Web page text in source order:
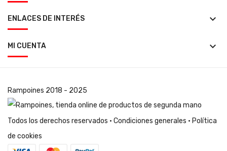
ENLACES DE INTERÉS keyboard_arrow_down
MI CUENTA keyboard_arrow_down
Rampoines 2018 - 2025
Todos los derechos reservados · Condiciones generales · Política
de cookies